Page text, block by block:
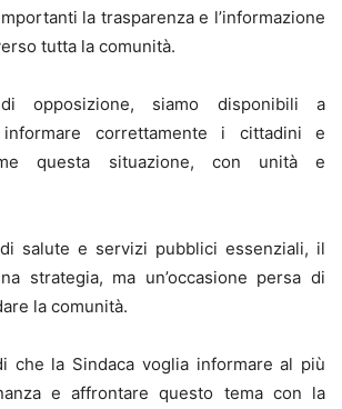
la trasparenza e l’informazione
tutta la comunità.
opposizione, siamo disponibili a
correttamente i cittadini e
questa situazione, con unità e
salute e servizi pubblici essenziali, il
strategia, ma un’occasione persa di
la comunità.
che la Sindaca voglia informare al più
e affrontare questo tema con la